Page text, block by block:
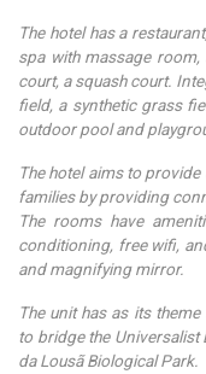
The hotel has a
spa with massage room,
court, a squash court.
field, a synthetic grass
outdoor pool and
The hotel aims to
families by providing
The rooms have
conditioning, free wifi,
and magnifying mirror.
The unit has as its
to bridge the Universalist
da Lousã Biological Park.